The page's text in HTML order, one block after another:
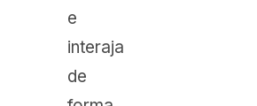
e
interaja
de